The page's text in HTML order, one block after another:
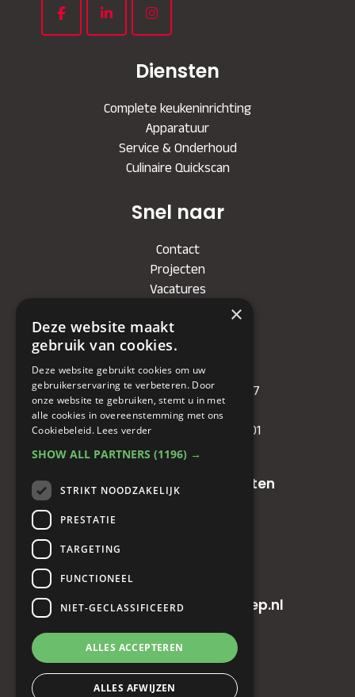
Diensten
Complete keukeninrichting
Apparatuur
Service & Onderhoud
Culinaire Quickscan
Snel naar
Contact
Projecten
Vacatures
Bedrijf
KVK: 71479090
IBAN : NL81RABO0349089957
BIC :
RABONL2U
BTW (VAT) :
NL. 858732191.B01
Oude baan 49, 5125 NG Hulten
+31(0)161 23 48 68
info@horecainnovatiegroep.nl
Privacyverklaring|AV
×
Deze website maakt
gebruik van cookies.
Deze website gebruikt cookies om uw
gebruikerservaring te verbeteren. Door
onze website te gebruiken, stemt u in met
alle cookies in overeenstemming met ons
Cookiebeleid. Lees verder
SHOW ALL PARTNERS (1196) →
STRIKT NOODZAKELIJK
PRESTATIE
TARGETING
FUNCTIONEEL
NIET-GECLASSIFICEERD
ALLES ACCEPTEREN
ALLES AFWIJZEN